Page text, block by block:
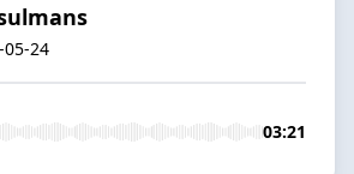
05-24
03:21